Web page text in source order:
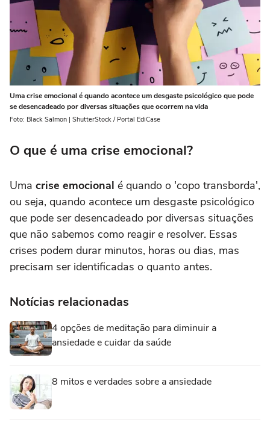
Uma crise emocional é quando acontece um desgaste psicológico que pode
se desencadeado por diversas situações que ocorrem na vida
Foto: Black Salmon | ShutterStock / Portal EdiCase
O que é uma crise emocional?
Uma crise emocional é quando o 'copo transborda',
ou seja, quando acontece um desgaste psicológico
que pode ser desencadeado por diversas situações
que não sabemos como reagir e resolver. Essas
crises podem durar minutos, horas ou dias, mas
precisam ser identificadas o quanto antes.
Notícias relacionadas
4 opções de meditação para diminuir a
ansiedade e cuidar da saúde
8 mitos e verdades sobre a ansiedade